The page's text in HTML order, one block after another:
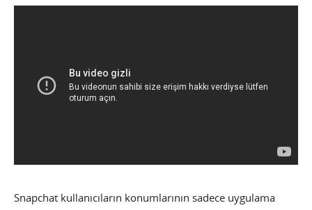
Snapchat kullanıcıların konumlarının sadece uygulama